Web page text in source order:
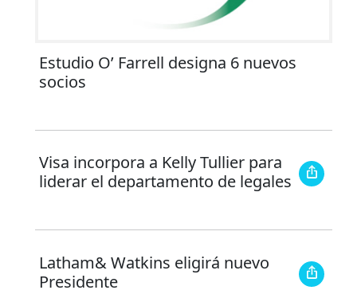
Estudio O’ Farrell designa 6 nuevos
socios
Visa incorpora a Kelly Tullier para
liderar el departamento de legales
Latham& Watkins eligirá nuevo
Presidente